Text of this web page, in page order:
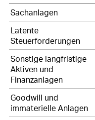
Sachanlagen
Latente
Steuerforderungen
Sonstige langfristige
Aktiven und
Finanzanlagen
Goodwill und
immaterielle Anlagen